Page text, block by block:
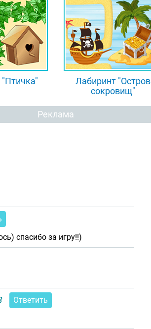
Лабиринт "Остров
сокровищ"
Реклама
спасибо за игру!!)
Ответить